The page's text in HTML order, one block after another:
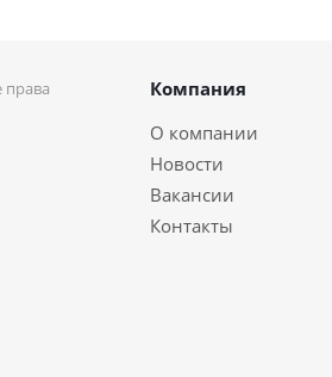
права
Компания
О компании
Новости
Вакансии
Контакты